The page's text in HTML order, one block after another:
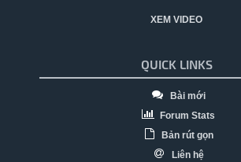
XEM VIDEO
QUICK LINKS
Bài mới
Forum Stats
Bản rút gọn
Liên hệ